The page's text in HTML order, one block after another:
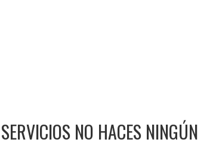
NO HACES NINGÚN